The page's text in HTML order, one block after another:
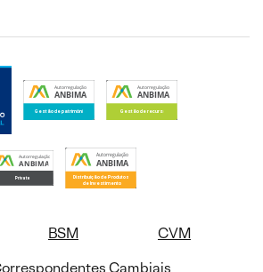
BSM
CVM
Cambiais